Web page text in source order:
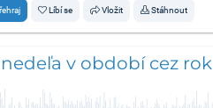
Líbí se Vložit Stáhnout
nedeľa v období cez rok